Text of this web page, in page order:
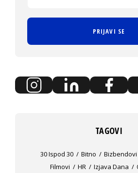
PRIJAVI SE
TAGOVI
30 Ispod 30 Bitno Bizbendovi
Filmovi
HR Izjava Dana